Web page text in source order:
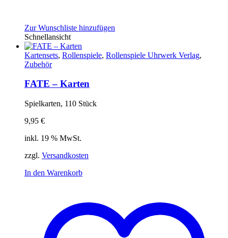
Zur Wunschliste hinzufügen
Schnellansicht
Kartensets, Rollenspiele, Rollenspiele Uhrwerk Verlag,
Zubehör
FATE – Karten
Spielkarten, 110 Stück
9,95 €
inkl. 19 % MwSt.
zzgl. Versandkosten
In den Warenkorb